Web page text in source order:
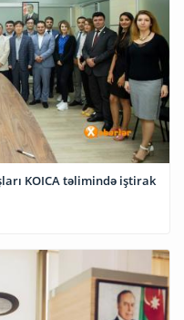
KOICA təlimində iştirak